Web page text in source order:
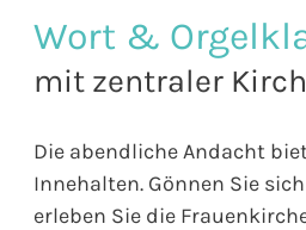
Wort &
mit zentraler
Die abendliche Andacht
Innehalten. Gönnen Sie
erleben Sie die